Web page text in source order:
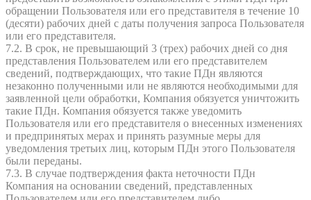
обращении Пользователя или его представителя в течение 10
(десяти) рабочих дней с даты получения запроса Пользователя
или его представителя.
7.2. В срок, не превышающий 3 (трех) рабочих дней со дня
представления Пользователем или его представителем
сведений, подтверждающих, что такие ПДн являются
незаконно полученными или не являются необходимыми для
заявленной цели обработки, Компания обязуется уничтожить
такие ПДн. Компания обязуется также уведомить
Пользователя или его представителя о внесенных изменениях
и предпринятых мерах и принять разумные меры для
уведомления третьих лиц, которым ПДн этого Пользователя
были переданы.
7.3. В случае подтверждения факта неточности ПДн
Компания на основании сведений, представленных